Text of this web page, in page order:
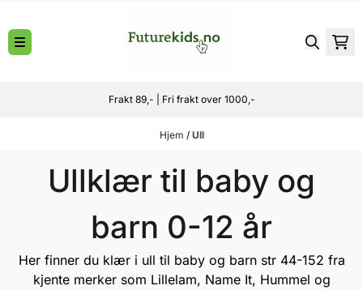
Frakt 89,- | Fri frakt over 1000,-
Hjem / Ull
Ullklær til baby og
barn 0-12 år
Her finner du klær i ull til baby og barn str 44-152 fra
kjente merker som Lillelam, Name It, Hummel og